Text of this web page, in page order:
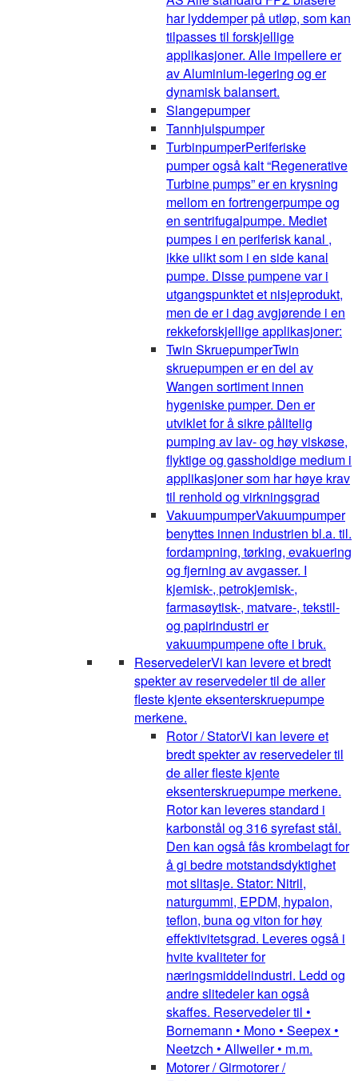
har lyddemper på utløp, som kan
tilpasses til forskjellige
applikasjoner. Alle impellere er
av Aluminium-legering og er
dynamisk balansert.
Slangepumper
Tannhjulspumper
TurbinpumperPeriferiske
pumper også kalt “Regenerative
Turbine pumps” er en krysning
mellom en fortrengerpumpe og
en sentrifugalpumpe. Mediet
pumpes i en periferisk kanal ,
ikke ulikt som i en side kanal
pumpe. Disse pumpene var i
utgangspunktet et nisjeprodukt,
men de er i dag avgjørende i en
rekkeforskjellige applikasjoner:
Twin SkruepumperTwin
skruepumpen er en del av
Wangen sortiment innen
hygeniske pumper. Den er
utviklet for å sikre pålitelig
pumping av lav- og høy viskøse,
flyktige og gassholdige medium i
applikasjoner som har høye krav
til renhold og virkningsgrad
VakuumpumperVakuumpumper
benyttes innen industrien bl.a. til.
fordampning, tørking, evakuering
og fjerning av avgasser. I
kjemisk-, petrokjemisk-,
farmasøytisk-, matvare-, tekstil-
og papirindustri er
vakuumpumpene ofte i bruk.
ReservedelerVi kan levere et bredt
spekter av reservedeler til de aller
fleste kjente eksenterskruepumpe
merkene.
Rotor / StatorVi kan levere et
bredt spekter av reservedeler til
de aller fleste kjente
eksenterskruepumpe merkene.
Rotor kan leveres standard i
karbonstål og 316 syrefast stål.
Den kan også fås krombelagt for
å gi bedre motstandsdyktighet
mot slitasje. Stator: Nitril,
naturgummi, EPDM, hypalon,
teflon, buna og viton for høy
effektivitetsgrad. Leveres også i
hvite kvaliteter for
næringsmiddelindustri. Ledd og
andre slitedeler kan også
skaffes. Reservedeler til •
Bornemann • Mono • Seepex •
Neetzch • Allweiler • m.m.
Motorer / Girmotorer /